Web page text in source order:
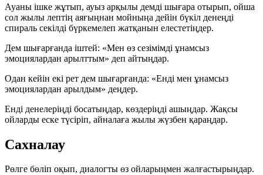
Ауаны ішке жұтып, ауыз арқылы демді шығара отырып, ойша
сол жылы лептің аяғыңнан мойныңа дейін бүкіл денеңді
спираль секілді бүркемелеп жатқанын елестетіңдер.
Дем шығарғанда іштей: «Мен өз сезімімді ұнамсыз
эмоциялардан арылттым» деп айтыңдар.
Одан кейін екі рет дем шығарғанда: «Енді мен ұнамсыз
эмоциялардан арылдым» деңдер.
Енді денелеріңді босатыңдар, көздеріңді ашыңдар. Жақсы
ойларды еске түсіріп, айналаға жылы жүзбен қараңдар.
Сахналау
Рөлге бөліп оқып, диалогты өз ойларыңмен жалғастырыңдар.